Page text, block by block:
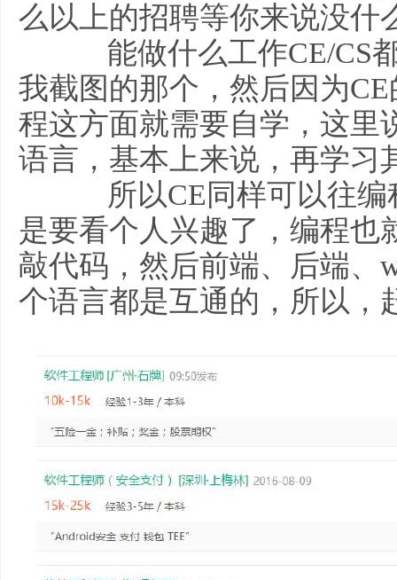
么以上的招聘等你来说没什
能做什么工作CE/CS
我截图的那个，然后因为
程这方面就需要自学，这里
语言，基本上来说，再学习
所以CE同样可以往编
是要看个人兴趣了，编程也
敲代码，然后前端、后端、
个语言都是互通的，所以，